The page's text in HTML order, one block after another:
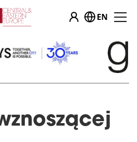
EN